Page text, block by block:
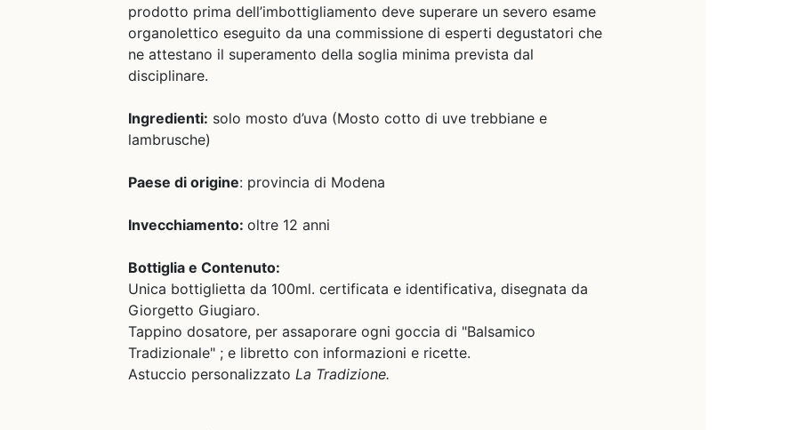
prodotto prima dell’imbottigliamento deve superare un severo esame
organolettico eseguito da una commissione di esperti degustatori che
ne attestano il superamento della soglia minima prevista dal
disciplinare.
Ingredienti: solo mosto d’uva (Mosto cotto di uve trebbiane e
lambrusche)
Paese di origine: provincia di Modena
Invecchiamento: oltre 12 anni
Bottiglia e Contenuto:
Unica bottiglietta da 100ml. certificata e identificativa, disegnata da
Giorgetto Giugiaro.
Tappino dosatore, per assaporare ogni goccia di "Balsamico
Tradizionale" ; e libretto con informazioni e ricette.
Astuccio personalizzato La Tradizione.